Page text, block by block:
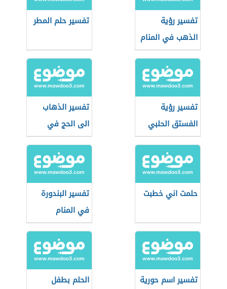
تفسير رؤية
الذهب في المنام
تفسير حلم المطر
تفسير رؤية
الفستق الحلبي
في المنام
تفسير الذهاب
الى الحج في
المنام
حلمت اني خطبت
تفسير البندورة
في المنام
تفسير اسم حورية
الحلم بطفل